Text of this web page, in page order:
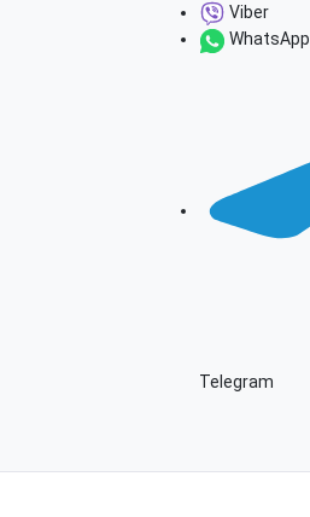
Viber
WhatsApp
Telegram